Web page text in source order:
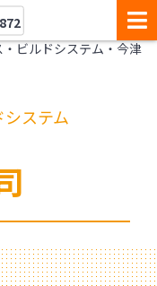
ビルドシステム・今津
ステム